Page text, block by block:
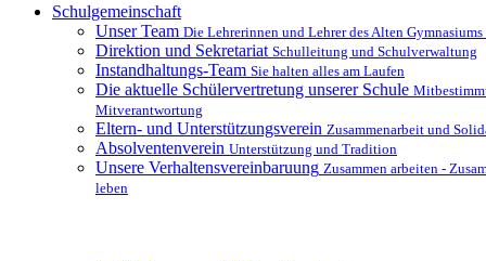
Schulgemeinschaft
Unser Team Die Lehrerinnen und Lehrer des Alten
Direktion und Sekretariat Schulleitung und Schulverwaltung
Instandhaltungs-Team Sie halten alles am Laufen
Die aktuelle Schülervertretung unserer Schule
Mitverantwortung
Eltern- und Unterstützungsverein Zusammenarbeit und
Absolventenverein Unterstützung und Tradition
Unsere Verhaltensvereinbaruung Zusammen arbeiten -
leben